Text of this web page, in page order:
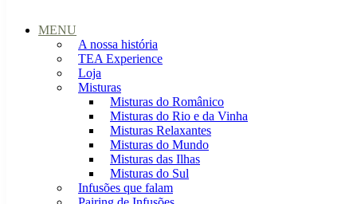
MENU
A nossa história
TEA Experience
Loja
Misturas
Misturas do Românico
Misturas do Rio e da Vinha
Misturas Relaxantes
Misturas do Mundo
Misturas das Ilhas
Misturas do Sul
Infusões que falam